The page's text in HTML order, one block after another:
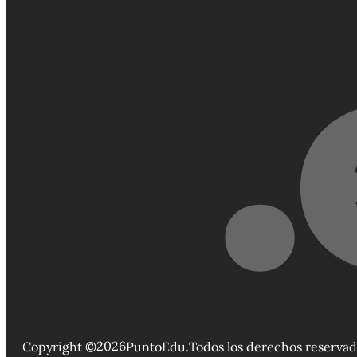
Copyright ©2026PuntoEdu.Todos los derechos